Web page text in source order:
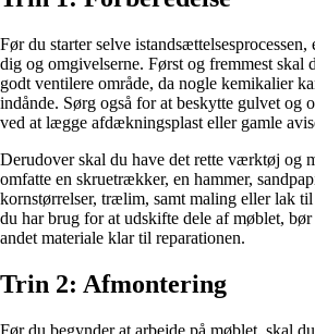
Før du starter selve
dig og omgivelserne. Først og fremmest skal
godt ventilere område, da nogle kemikalier
indånde. Sørg også for at beskytte gulvet og
ved at lægge afdækningsplast eller gamle
Derudover skal du have det rette værktøj og
omfatte en skruetrækker, en hammer,
kornstørrelser, trælim, samt maling eller lak
du har brug for at udskifte dele af møblet,
andet materiale klar til reparationen.
Trin 2: Afmontering
Før du begynder at arbejde på møblet, skal